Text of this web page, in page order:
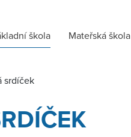
škola Mateřská škola
srdíček